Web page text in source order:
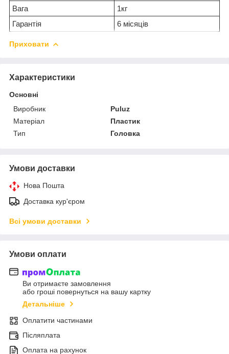
Вага
1кг
Гарантія
6 місяців
Приховати
Характеристики
Основні
Виробник
Puluz
Матеріал
Пластик
Тип
Головка
Умови доставки
Нова Пошта
Доставка кур'єром
Всі умови доставки
Умови оплати
Ви отримаєте замовлення
або гроші повернуться на вашу картку
Детальніше
Оплатити частинами
Післяплата
Оплата на рахунок